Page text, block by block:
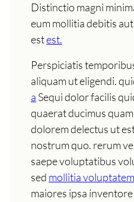
Distinctio magni
eum mollitia debitis
estest.
Perspiciatis
aliquam ut eligendi.
a Sequi dolor facilis
quaerat ducimus
dolorem delectus ut
nostrum quo. rerum
saepe voluptatibus
sed mollitia
maiores ipsa